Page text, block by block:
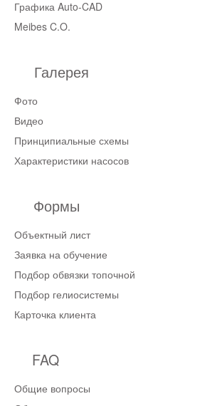
Графика Auto-CAD
Meibes C.O.
Галерея
Фото
Видео
Принципиальные схемы
Характеристики насосов
Формы
Объектный лист
Заявка на обучение
Подбор обвязки топочной
Подбор гелиосистемы
Карточка клиента
FAQ
Общие вопросы